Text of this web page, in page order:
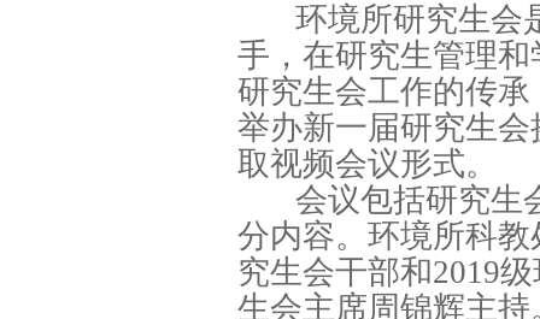
环境所研究生会
手，在研究生管理
研究生会工作的传
举办新一届研究生
取视频会议形式。
会议包括研究生
分内容。环境所科
究生会干部和2019
生会主席周锦辉主持